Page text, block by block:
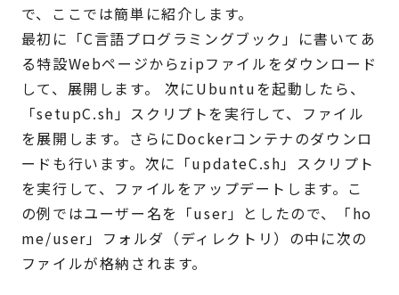
で、ここでは簡単に紹介します。
最初に「C言語プログラミングブック」に書いてあ
る特設Webページからzipファイルをダウンロード
して、展開します。 次にUbuntuを起動したら、
「setupC.sh」スクリプトを実行して、ファイル
を展開します。さらにDockerコンテナのダウンロ
ードも行います。次に「updateC.sh」スクリプト
を実行して、ファイルをアップデートします。こ
の例ではユーザー名を「user」としたので、「ho
me/user」フォルダ（ディレクトリ）の中に次の
ファイルが格納されます。